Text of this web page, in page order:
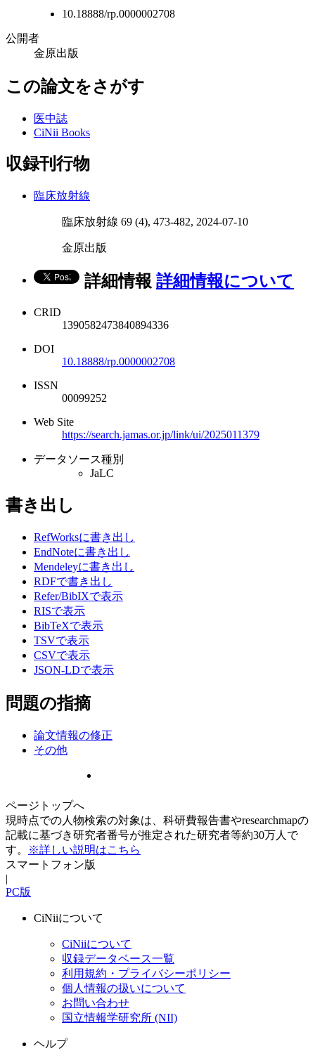
10.18888/rp.0000002708
公開者
金原出版
この論文をさがす
医中誌
CiNii Books
収録刊行物
臨床放射線
臨床放射線 69 (4), 473-482, 2024-07-10
金原出版
詳細情報 詳細情報について
CRID
1390582473840894336
DOI
10.18888/rp.0000002708
ISSN
00099252
Web Site
https://search.jamas.or.jp/link/ui/2025011379
データソース種別
JaLC
書き出し
RefWorksに書き出し
EndNoteに書き出し
Mendeleyに書き出し
RDFで書き出し
Refer/BibIXで表示
RISで表示
BibTeXで表示
TSVで表示
CSVで表示
JSON-LDで表示
問題の指摘
論文情報の修正
その他
ページトップへ
現時点での人物検索の対象は、科研費報告書やresearchmapの
記載に基づき研究者番号が推定された研究者等約30万人で
す。
※詳しい説明はこちら
スマートフォン版
|
PC版
CiNiiについて
CiNiiについて
収録データベース一覧
利用規約・プライバシーポリシー
個人情報の扱いについて
お問い合わせ
国立情報学研究所 (NII)
ヘルプ